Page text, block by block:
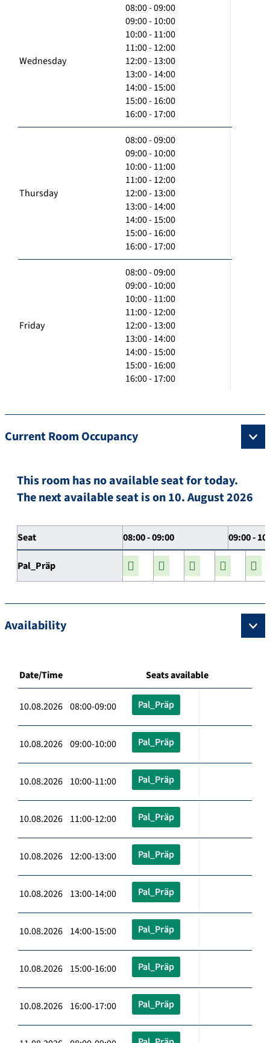
Wednesday
08:00 - 09:00
09:00 - 10:00
10:00 - 11:00
11:00 - 12:00
12:00 - 13:00
13:00 - 14:00
14:00 - 15:00
15:00 - 16:00
16:00 - 17:00
Thursday
08:00 - 09:00
09:00 - 10:00
10:00 - 11:00
11:00 - 12:00
12:00 - 13:00
13:00 - 14:00
14:00 - 15:00
15:00 - 16:00
16:00 - 17:00
Friday
08:00 - 09:00
09:00 - 10:00
10:00 - 11:00
11:00 - 12:00
12:00 - 13:00
13:00 - 14:00
14:00 - 15:00
15:00 - 16:00
16:00 - 17:00
Current Room Occupancy
This room has no available seat for today.
The next available seat is on 10. August 2026
Seat 08:00 - 09:00 09:00 -
Pal_Präp
Availability
Date/Time Seats available
10.08.2026 08:00-09:00 Pal_Präp
10.08.2026 09:00-10:00 Pal_Präp
10.08.2026 10:00-11:00 Pal_Präp
10.08.2026 11:00-12:00 Pal_Präp
10.08.2026 12:00-13:00 Pal_Präp
10.08.2026 13:00-14:00 Pal_Präp
10.08.2026 14:00-15:00 Pal_Präp
10.08.2026 15:00-16:00 Pal_Präp
10.08.2026 16:00-17:00 Pal_Präp